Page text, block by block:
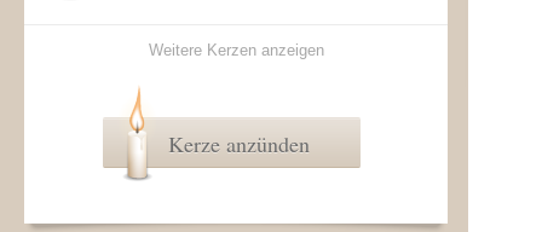
Weitere Kerzen anzeigen
Kerze anzünden